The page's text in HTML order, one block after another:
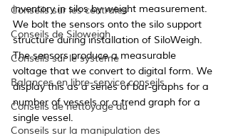
Conseils sur les centrales
Conseils de Siloweigh
Conseils sur le système
Balances en libre-service conseils
Conseils de nettoyage du
Conseils sur la manipulation des
inventory in silos by weight measurement.
We bolt the sensors onto the silo support
structure during installation of SiloWeigh.
The sensors produce a measurable
voltage that we convert to digital form. We
display this as a series of bar-graphs for a
number of vessels or a trend graph for a
single vessel.